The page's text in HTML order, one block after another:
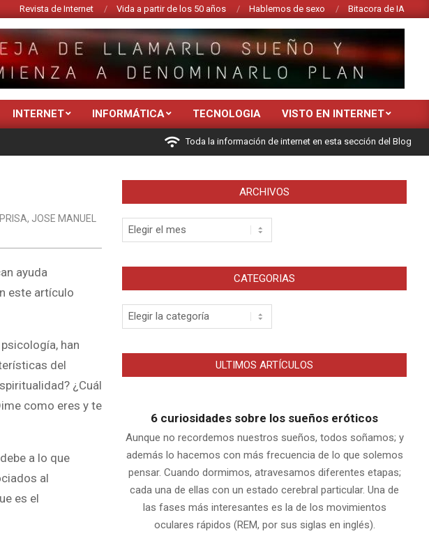
Revista de Internet Vida a partir de los 50 años Hablemos de sexo Bitacora de IA
INTERNET INFORMÁTICA TECNOLOGIA VISTO EN INTERNET
Toda la información de internet en esta sección del Blog
, JOSE MANUEL
ayuda
este artículo
han
del
¿Cuál
como eres y te
a lo que
al
es el
ARCHIVOS
Archivos
CATEGORIAS
Categorias
ULTIMOS ARTÍCULOS
6 curiosidades sobre los sueños eróticos
Aunque no recordemos nuestros sueños, todos soñamos; y
además lo hacemos con más frecuencia de lo que solemos
pensar. Cuando dormimos, atravesamos diferentes etapas;
cada una de ellas con un estado cerebral particular. Una de
las fases más interesantes es la de los movimientos
oculares rápidos (REM, por sus siglas en inglés).